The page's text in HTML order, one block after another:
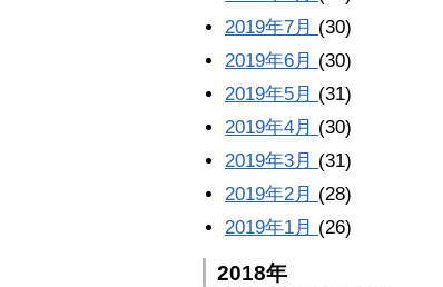
2019年7月 (30)
2019年6月 (30)
2019年5月 (31)
2019年4月 (30)
2019年3月 (31)
2019年2月 (28)
2019年1月 (26)
2018年